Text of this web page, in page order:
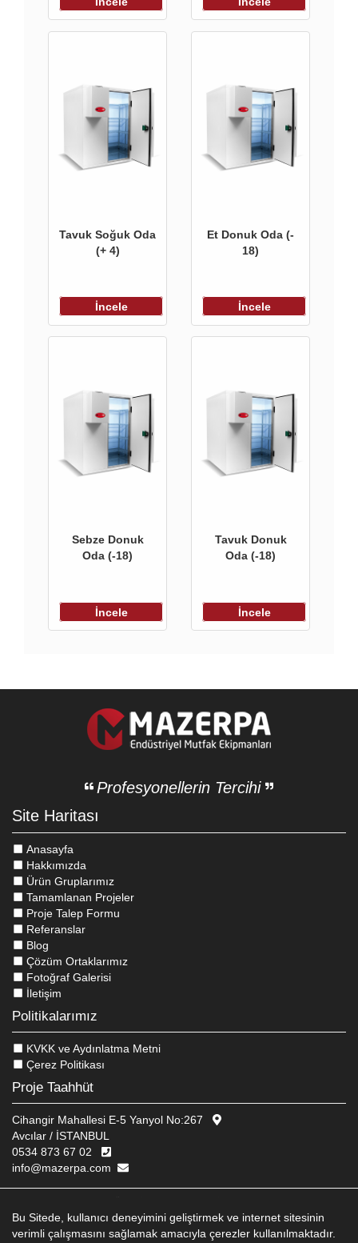
Tavuk Soğuk Oda
(+ 4)
İncele
Et Donuk Oda (-
18)
İncele
Sebze Donuk
Oda (-18)
İncele
Tavuk Donuk
Oda (-18)
İncele
Profesyonellerin Tercihi
Site Haritası
Anasayfa
Hakkımızda
Ürün Gruplarımız
Tamamlanan Projeler
Proje Talep Formu
Referanslar
Blog
Çözüm Ortaklarımız
Fotoğraf Galerisi
İletişim
Politikalarımız
KVKK ve Aydınlatma Metni
Çerez Politikası
Proje Taahhüt
Cihangir Mahallesi E-5 Yanyol No:267
Avcılar / İSTANBUL
0534 873 67 02
info@mazerpa.com
WEB TASARIM EDITBRAND STUDIO
Bu Sitede, kullanıcı deneyimini geliştirmek ve internet sitesinin
verimli çalışmasını sağlamak amacıyla çerezler kullanılmaktadır.